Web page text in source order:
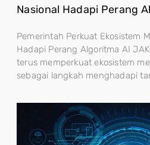
Nasional Hadapi Perang
Pemerintah Perkuat Ekosistem
Hadapi Perang Algoritma AI
terus memperkuat ekosistem
sebagai langkah menghadapi